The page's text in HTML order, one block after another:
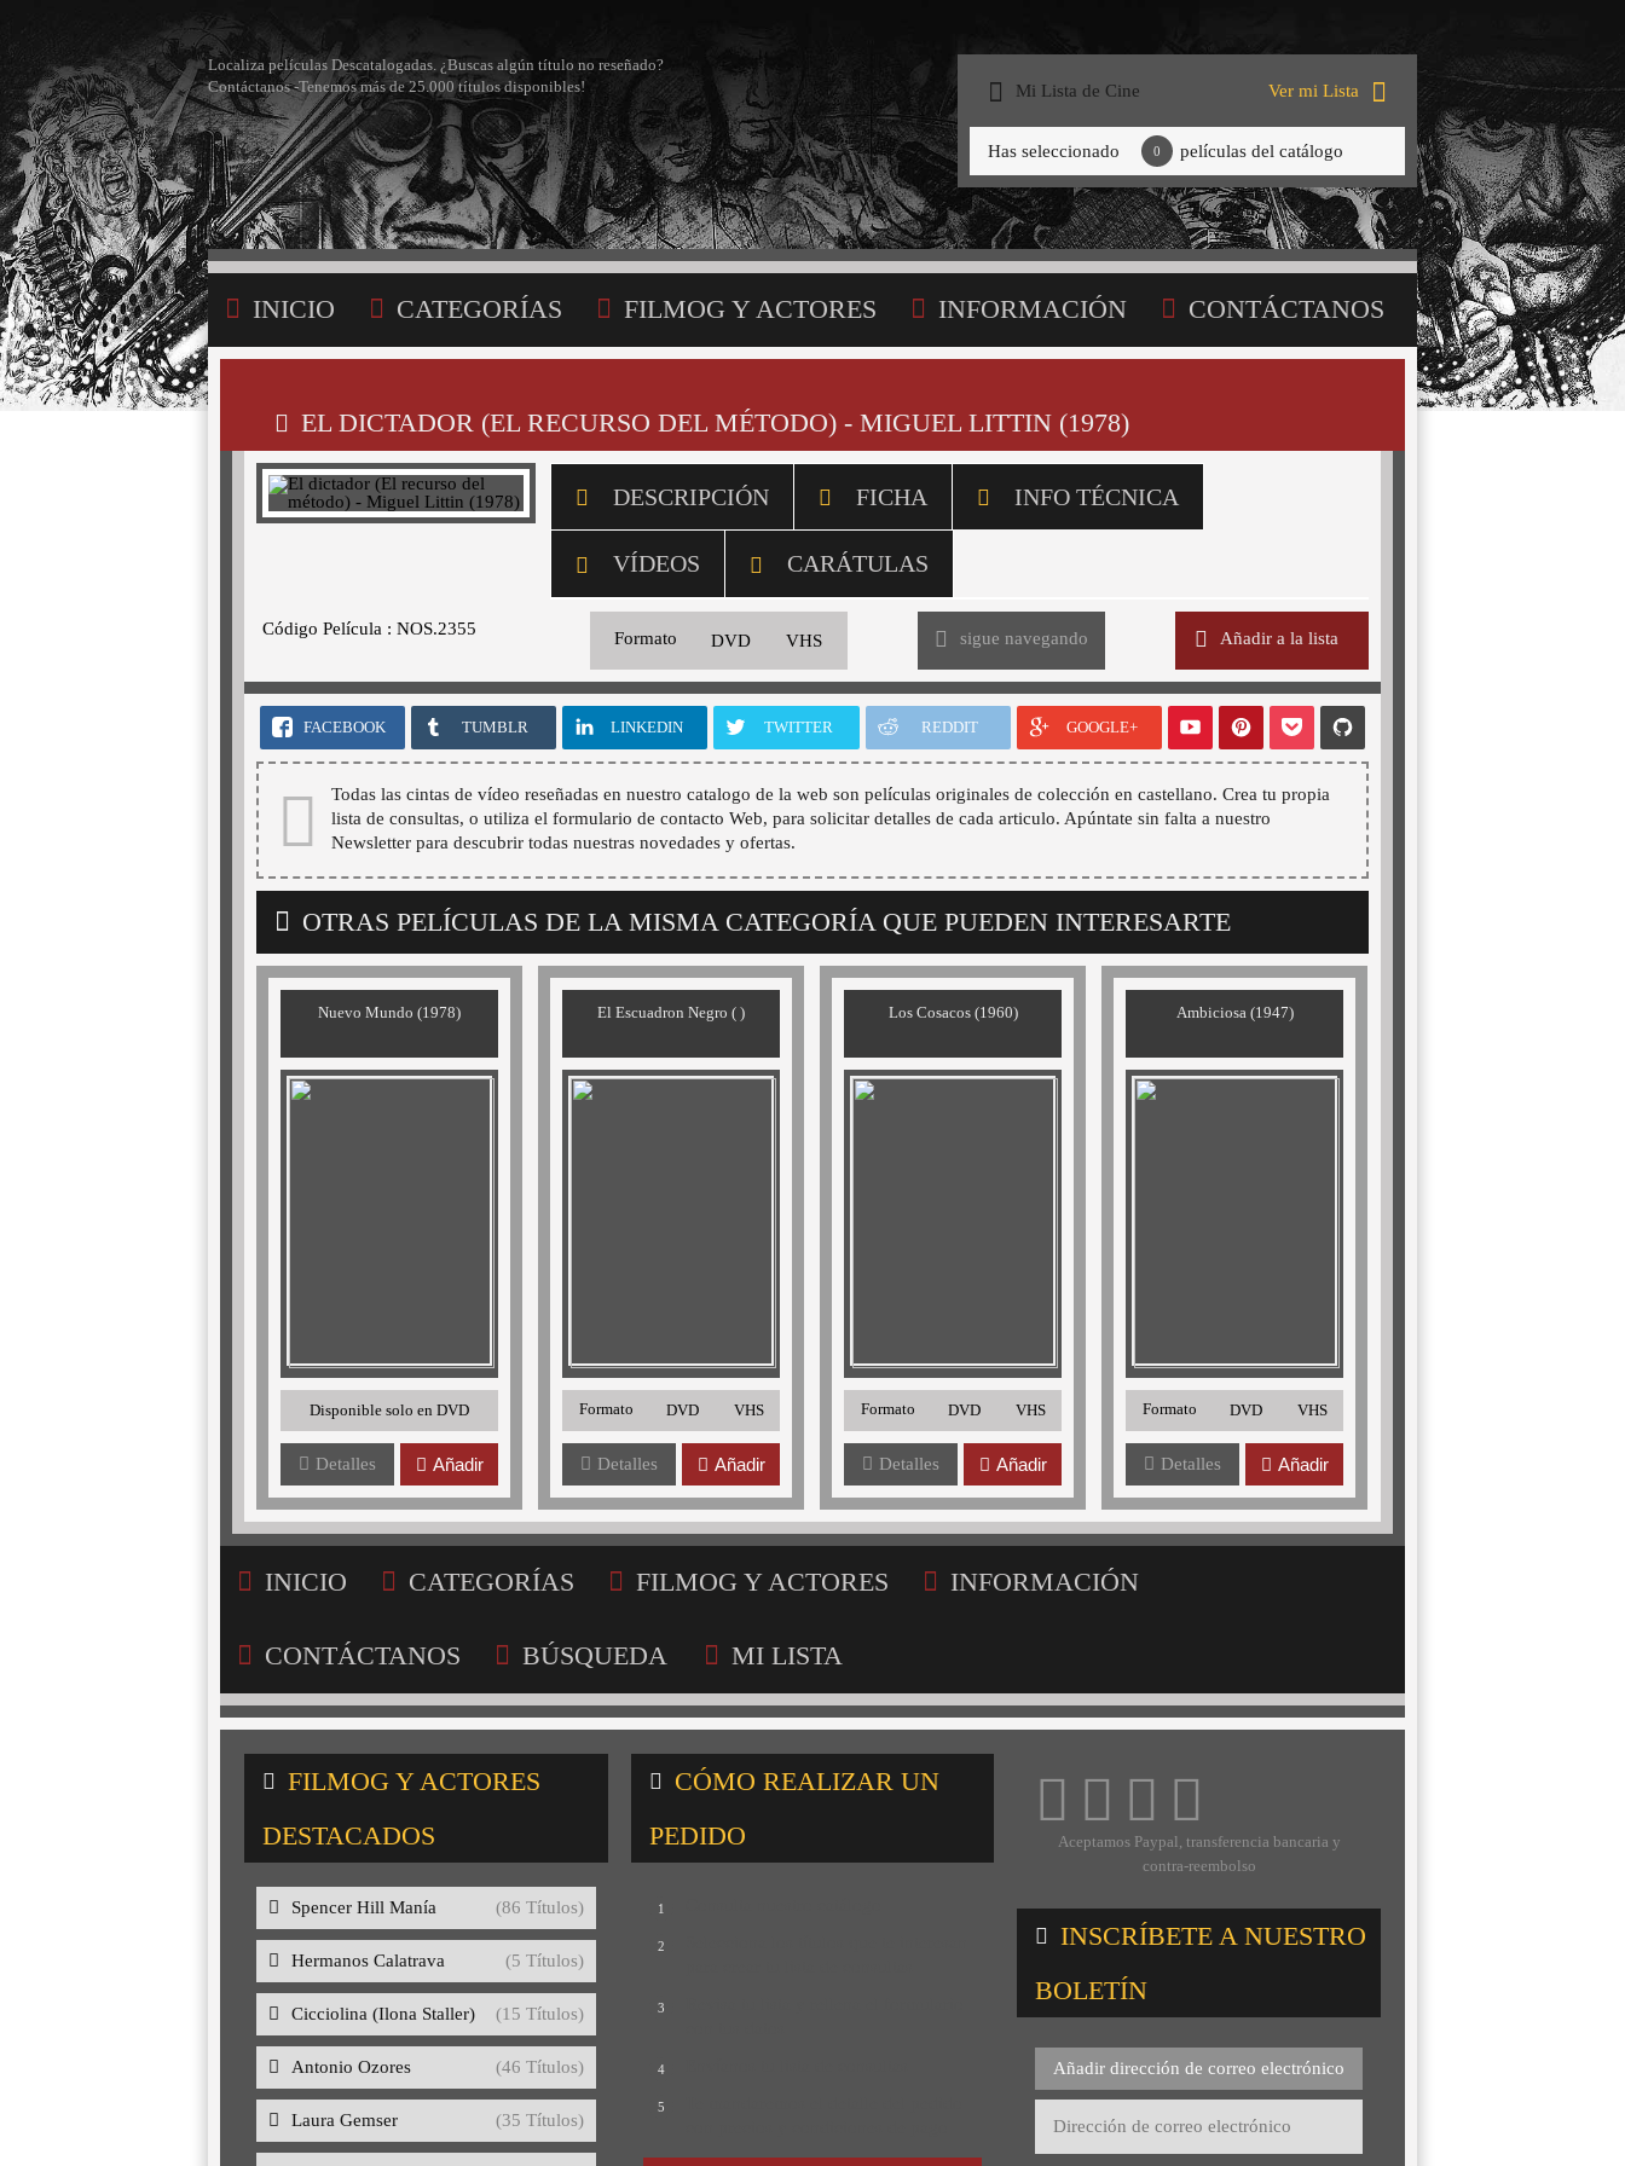
Localiza películas Descatalogadas. ¿Buscas algún título no reseñado?
Contáctanos -Tenemos más de 25.000 títulos disponibles!
Mi Lista de Cine Ver mi Lista
Has seleccionado 0 películas del catálogo
INICIO CATEGORÍAS FILMOG Y ACTORES INFORMACIÓN CONTÁCTANOS
EL DICTADOR (EL RECURSO DEL MÉTODO) - MIGUEL LITTIN (1978)
DESCRIPCIÓN FICHA INFO TÉCNICA
VÍDEOS CARÁTULAS
Código Película : NOS.2355
Formato DVD VHS sigue navegando Añadir a la lista
FACEBOOK TUMBLR LINKEDIN TWITTER REDDIT GOOGLE+
Todas las cintas de vídeo reseñadas en nuestro catalogo de la web son películas originales de colección en castellano. Crea tu propia
lista de consultas, o utiliza el formulario de contacto Web, para solicitar detalles de cada articulo. Apúntate sin falta a nuestro
Newsletter para descubrir todas nuestras novedades y ofertas.
OTRAS PELÍCULAS DE LA MISMA CATEGORÍA QUE PUEDEN INTERESARTE
Nuevo Mundo (1978)
Disponible solo en DVD
Detalles Añadir
El Escuadron Negro ( )
Formato DVD VHS
Detalles Añadir
Los Cosacos (1960)
Formato DVD VHS
Detalles Añadir
Ambiciosa (1947)
Formato DVD VHS
Detalles Añadir
INICIO CATEGORÍAS FILMOG Y ACTORES INFORMACIÓN
CONTÁCTANOS BÚSQUEDA MI LISTA
FILMOG Y ACTORES
DESTACADOS
Spencer Hill Manía (86 Títulos)
Hermanos Calatrava (5 Títulos)
Cicciolina (Ilona Staller) (15 Títulos)
Antonio Ozores (46 Títulos)
Laura Gemser (35 Títulos)
CÓMO REALIZAR UN
PEDIDO
1
2
3
4
5
Aceptamos Paypal, transferencia bancaria y
contra-reembolso
INSCRÍBETE A NUESTRO
BOLETÍN
Añadir dirección de correo electrónico